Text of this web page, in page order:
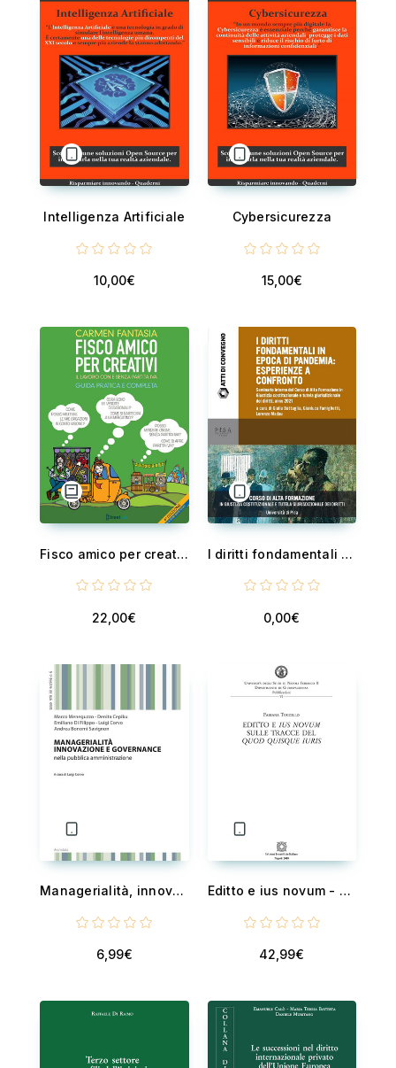
Intelligenza Artificiale
10,00€
Cybersicurezza
15,00€
Fisco amico per creativi - Il lavoro del creativo con e senza partita IVA
22,00€
I diritti fondamentali in epoca di pandemia: esperienze a confronto - Seminario interno del Corso di Alta Formazione in Giustizia costituzionale e tutela giurisdizionale dei diritti, anno 2021
0,00€
Managerialità, innovazione e governance
6,99€
Editto e ius novum - Sulle tracce del quod quisque iuris
42,99€